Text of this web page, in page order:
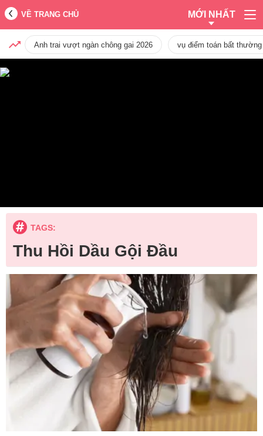
VỀ TRANG CHỦ MỚI NHẤT
Anh trai vượt ngàn chông gai 2026 vụ điểm toán bất
TAGS:
Thu Hồi Dầu Gội Đầu